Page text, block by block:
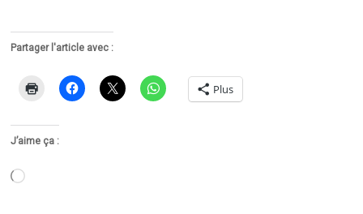
Partager l'article avec :
Plus
J’aime ça :
Chargement…